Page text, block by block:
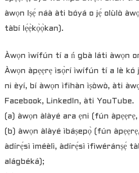
àwọn Iṣẹ́ náà àti bóyá o jẹ́ olùlò
tàbí lẹ́ẹ̀kọ̀ọ̀kan).
Àwọn ìwífún tí a ń gbà láti àwọn
Àwọn àpẹẹrẹ ìsọ̀rí ìwífún tí a lè
ni èyí, bí àwọn ìfihàn ìṣòwò, àti
Facebook, LinkedIn, àti YouTube.
(a) àwọn àlàyé ara ẹni (fún
(b) àwọn àlàyé ìbáṣepọ̀ (fún
àdírẹ́sì ìméèlì, àdírẹ́sì ìfìwéránṣẹ́
alágbéká);